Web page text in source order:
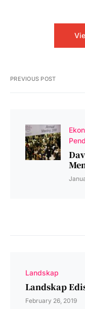
PREVIOUS POST
Landskap
Landskap
February 26, 2019